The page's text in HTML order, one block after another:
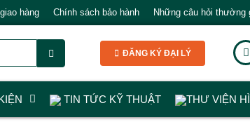
hàng Chính sách bảo hành Những câu hỏi thường
ĐĂNG KÝ ĐẠI LÝ
TIN TỨC KỸ THUẬT THƯ VIỆN